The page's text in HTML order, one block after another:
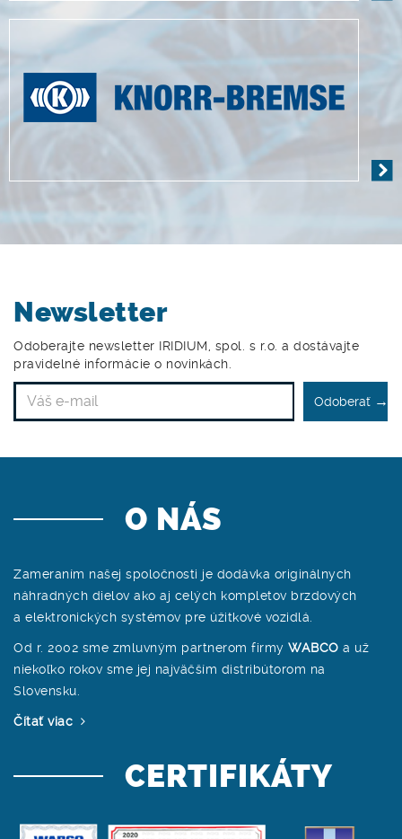
Newsletter
Odoberajte newsletter IRIDIUM, spol. s r.o. a dostávajte
pravidelné informácie o novinkách.
Odoberať →
O NÁS
Zameraním našej spoločnosti je dodávka originálnych
náhradných dielov ako aj celých kompletov brzdových
a elektronických systémov pre úžitkové vozidlá.
Od r. 2002 sme zmluvným partnerom firmy WABCO a už
niekoľko rokov sme jej najväčším distribútorom na
Slovensku.
Čítať viac
CERTIFIKÁTY